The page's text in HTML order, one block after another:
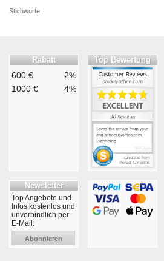
Stichworte:
Rabatt
600 €
2%
1000 €
4%
Top Bewertung
Newsletter
Top Angebote und
Infos kostenlos und
unverbindlich per
E-Mail:
Abonnieren